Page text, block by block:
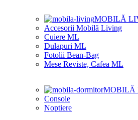
MOBILĂ
Accesorii Mobilă Living
Cuiere ML
Dulapuri ML
Fotolii Bean-Bag
Mese Reviste, Cafea ML
MOBILĂ
Console
Noptiere